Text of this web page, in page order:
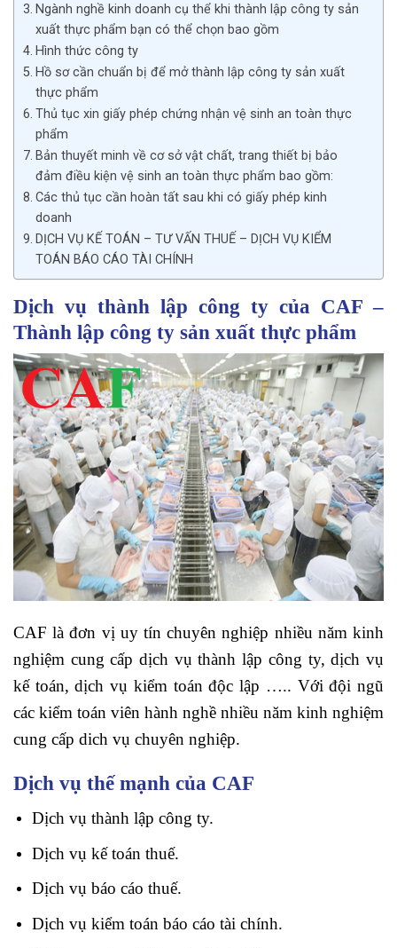
Ngành nghề kinh doanh cụ thể khi thành lập công ty sản
xuất thực phẩm bạn có thể chọn bao gồm
Hình thức công ty
Hồ sơ cần chuẩn bị để mở thành lập công ty sản xuất
thực phẩm
Thủ tục xin giấy phép chứng nhận vệ sinh an toàn thực
phẩm
Bản thuyết minh về cơ sở vật chất, trang thiết bị bảo
đảm điều kiện vệ sinh an toàn thực phẩm bao gồm:
Các thủ tục cần hoàn tất sau khi có giấy phép kinh
doanh
DỊCH VỤ KẾ TOÁN – TƯ VẤN THUẾ – DỊCH VỤ KIỂM
TOÁN BÁO CÁO TÀI CHÍNH
Dịch vụ thành lập công ty của CAF –
Thành lập công ty sản xuất thực phẩm
CAF là đơn vị uy tín chuyên nghiệp nhiều năm kinh
nghiệm cung cấp dịch vụ thành lập công ty, dịch vụ
kế toán, dịch vụ kiểm toán độc lập ….. Với đội ngũ
các kiểm toán viên hành nghề nhiều năm kinh nghiệm
cung cấp dich vụ chuyên nghiệp.
Dịch vụ thế mạnh của CAF
Dịch vụ thành lập công ty.
Dịch vụ kế toán thuế.
Dịch vụ báo cáo thuế.
Dịch vụ kiểm toán báo cáo tài chính.